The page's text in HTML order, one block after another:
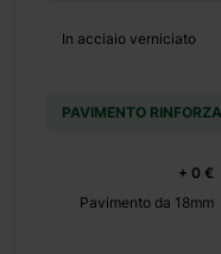
In acciaio verniciato
PAVIMENTO
+ 0 €
Pavimento da 18mm
+ 480 €